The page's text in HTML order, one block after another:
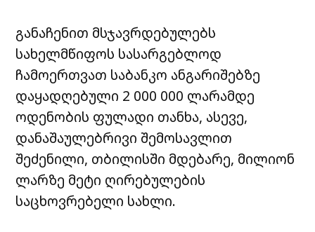
განაჩენით მსჯავრდებულებს
სახელმწიფოს სასარგებლოდ
ჩამოერთვათ საბანკო ანგარიშებზე
დაყადღებული 2 000 000 ლარამდე
ოდენობის ფულადი თანხა, ასევე,
დანაშაულებრივი შემოსავლით
შეძენილი, თბილისში მდებარე, მილიონ
ლარზე მეტი ღირებულების
საცხოვრებელი სახლი.